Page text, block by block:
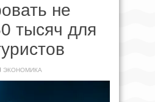
не
тысяч для
ЭКОНОМИКА